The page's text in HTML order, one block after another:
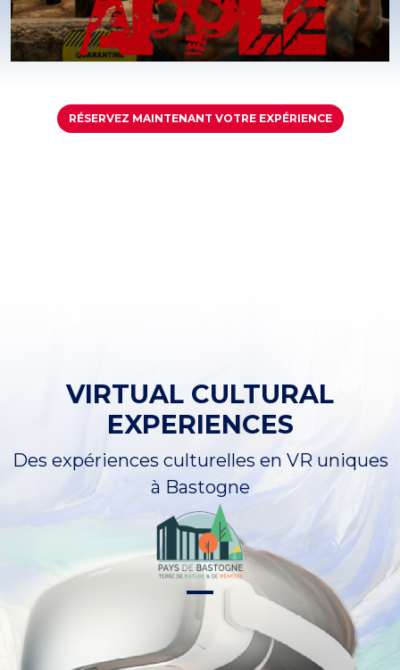
RÉSERVEZ MAINTENANT
RÉSERVEZ MAINTENANT VOTRE EXPÉRIENCE
VIRTUAL CULTURAL
EXPERIENCES
Des expériences culturelles en VR uniques
à Bastogne